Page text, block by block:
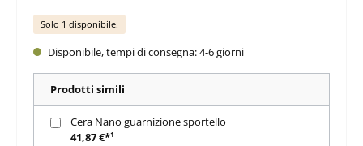
Solo 1 disponibile.
Disponibile, tempi di consegna: 4-6 giorni
Prodotti simili
Cera Nano guarnizione sportello
41,87 €*¹